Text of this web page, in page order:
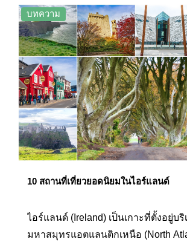
บทความ
10 สถานที่เที่ยวยอดนิยมในไอร์แลนด์
ไอร์แลนด์ (Ireland) เป็นเกาะที่ตั้งอยู่บ
มหาสมุทรแอตแลนติกเหนือ (North